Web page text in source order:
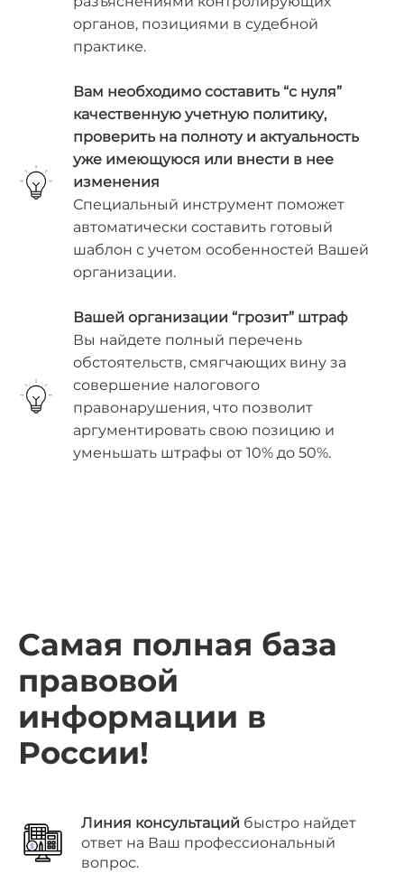
органов, позициями в судебной
практике.
Вам необходимо составить “с нуля”
качественную учетную политику,
проверить на полноту и актуальность
уже имеющуюся или внести в нее
изменения
Специальный инструмент поможет
автоматически составить готовый
шаблон с учетом особенностей Вашей
организации.
Вашей организации “грозит” штраф
Вы найдете полный перечень
обстоятельств, смягчающих вину за
совершение налогового
правонарушения, что позволит
аргументировать свою позицию и
уменьшать штрафы от 10% до 50%.
Самая полная база
правовой
информации в
России!
Линия консультаций быстро найдет
ответ на Ваш профессиональный
вопрос.